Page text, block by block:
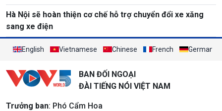
Hà Nội sẽ hoàn thiện cơ chế hỗ trợ chuyển đổi xe xăng
sang xe điện
English Vietnamese Chinese French German
BAN ĐỐI NGOẠI
ĐÀI TIẾNG NÓI VIỆT NAM
Trưởng ban: Phó Cẩm Hoa